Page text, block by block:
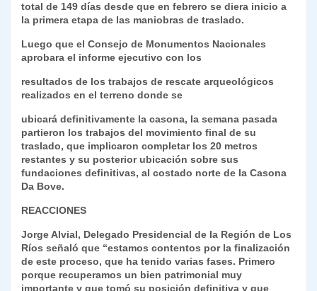
total de 149 días desde que en febrero se diera inicio a
la primera etapa de las maniobras de traslado.
Luego que el Consejo de Monumentos Nacionales
aprobara el informe ejecutivo con los
resultados de los trabajos de rescate arqueológicos
realizados en el terreno donde se
ubicará definitivamente la casona, la semana pasada
partieron los trabajos del movimiento final de su
traslado, que implicaron completar los 20 metros
restantes y su posterior ubicación sobre sus
fundaciones definitivas, al costado norte de la Casona
Da Bove.
REACCIONES
Jorge Alvial, Delegado Presidencial de la Región de Los
Ríos señaló que “estamos contentos por la finalización
de este proceso, que ha tenido varias fases. Primero
porque recuperamos un bien patrimonial muy
importante y que tomó su posición definitiva y que